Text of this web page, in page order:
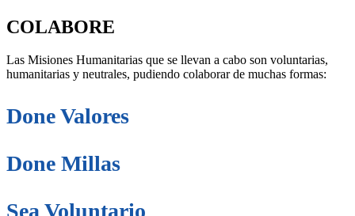
COLABORE
Las Misiones Humanitarias que se llevan a cabo son voluntarias,
humanitarias y neutrales, pudiendo colaborar de muchas formas:
Done Valores
Done Millas